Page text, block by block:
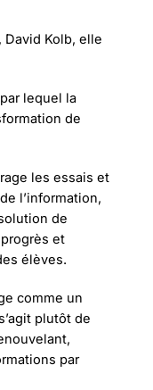
David Kolb, elle
lequel la
de
les essais et
l’information,
de
et
élèves.
comme un
plutôt de
par